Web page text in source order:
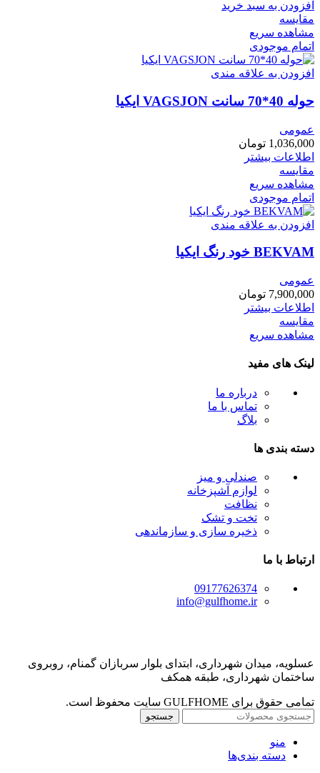
افزودن به سبد خرید
مقایسه
مشاهده سریع
اتمام موجودی
افزودن به علاقه مندی
حوله 40*70 سانت VAGSJON ايكيا
عمومی
1,036,000 تومان
اطلاعات بیشتر
مقایسه
مشاهده سریع
اتمام موجودی
افزودن به علاقه مندی
BEKVAM خود رنگ ايكيا
عمومی
7,900,000 تومان
اطلاعات بیشتر
مقایسه
مشاهده سریع
لینک های مفید
درباره ما
تماس با ما
بلاگ
دسته بندی ها
صندلی و میز
لوازم آشپزخانه
نظافت
تخت و تشک
ذخیره سازی و سازماندهی
ارتباط با ما
09177626374
info@gulfhome.ir
عسلویه، میدان شهرداری، ابتدای بلوار سربازان گمنام، روبروی
ساختمان شهرداری، طبقه همکف
تمامی حقوق برای GULFHOME سایت محفوظ است.
جستجو
منو
دسته بندی‌ها